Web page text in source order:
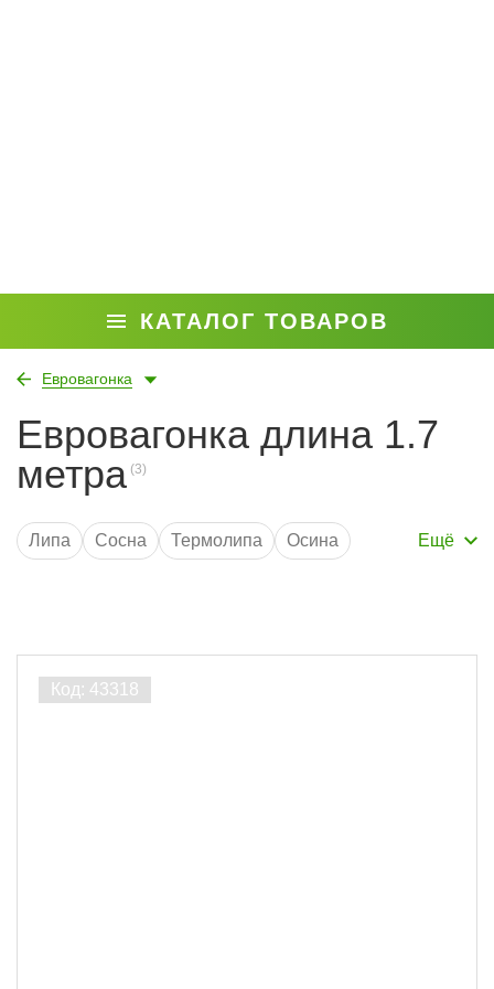
КАТАЛОГ ТОВАРОВ
Евровагонка
Евровагонка длина 1.7
метра
Липа Сосна Термолипа
Осина
Кедр
Ширина 98 мм
AB
Порода дерева